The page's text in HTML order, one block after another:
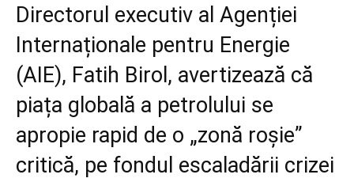
Directorul executiv al Agenției
Internaționale pentru Energie
(AIE), Fatih Birol, avertizează că
piața globală a petrolului se
apropie rapid de o „zonă roșie”
critică, pe fondul escaladării crizei